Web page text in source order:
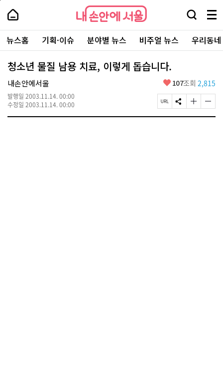
본
로
가
내
손
안
에
서
울
-
서
울
시
대
표
소
내
손
에
울
검
창
열
기
메
뉴
전
체
보
주
요
서
뉴스홈 기획·이슈 분야별 뉴스 비주얼 뉴스 우리동
청소년 물질 남용 치료, 이렇게 돕습니다.
내손안에서울
발행일 2003.11.14. 00:00
수정일 2003.11.14. 00:00
좋
요
107조회 2,815
페
이
S
N
글
자
글
자
페
상
단
로